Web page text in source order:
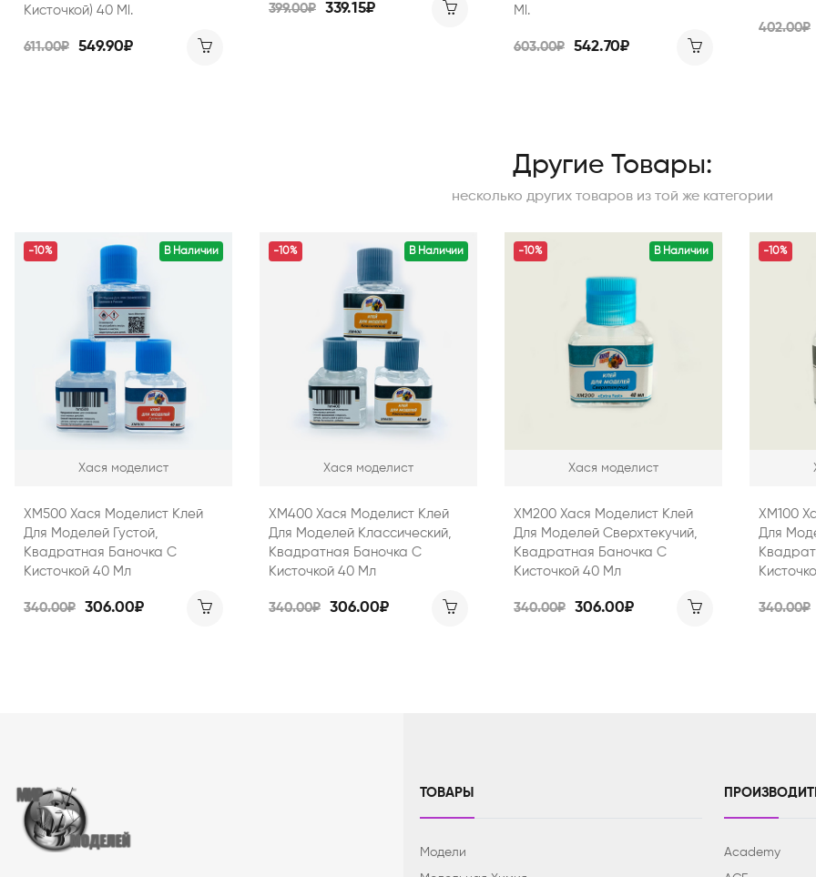
Кисточкой) 40 Ml.
611.00₽ 549.90₽
399.00₽ 339.15₽
Ml.
603.00₽ 542.70₽
402.00₽
Другие Товары:
несколько других товаров из той же категории
В Наличии
-10%
Хася моделист
ХМ500 Хася Моделист Клей
Для Моделей Густой,
Квадратная Баночка С
Кисточкой 40 Мл
340.00₽ 306.00₽
В Наличии
-10%
Хася моделист
ХМ400 Хася Моделист Клей
Для Моделей Классический,
Квадратная Баночка С
Кисточкой 40 Мл
340.00₽ 306.00₽
В Наличии
-10%
Хася моделист
ХМ200 Хася Моделист Клей
Для Моделей Сверхтекучий,
Квадратная Баночка С
Кисточкой 40 Мл
340.00₽ 306.00₽
-10%
ХМ100
Для
340.00₽
ТОВАРЫ
Модели Academy